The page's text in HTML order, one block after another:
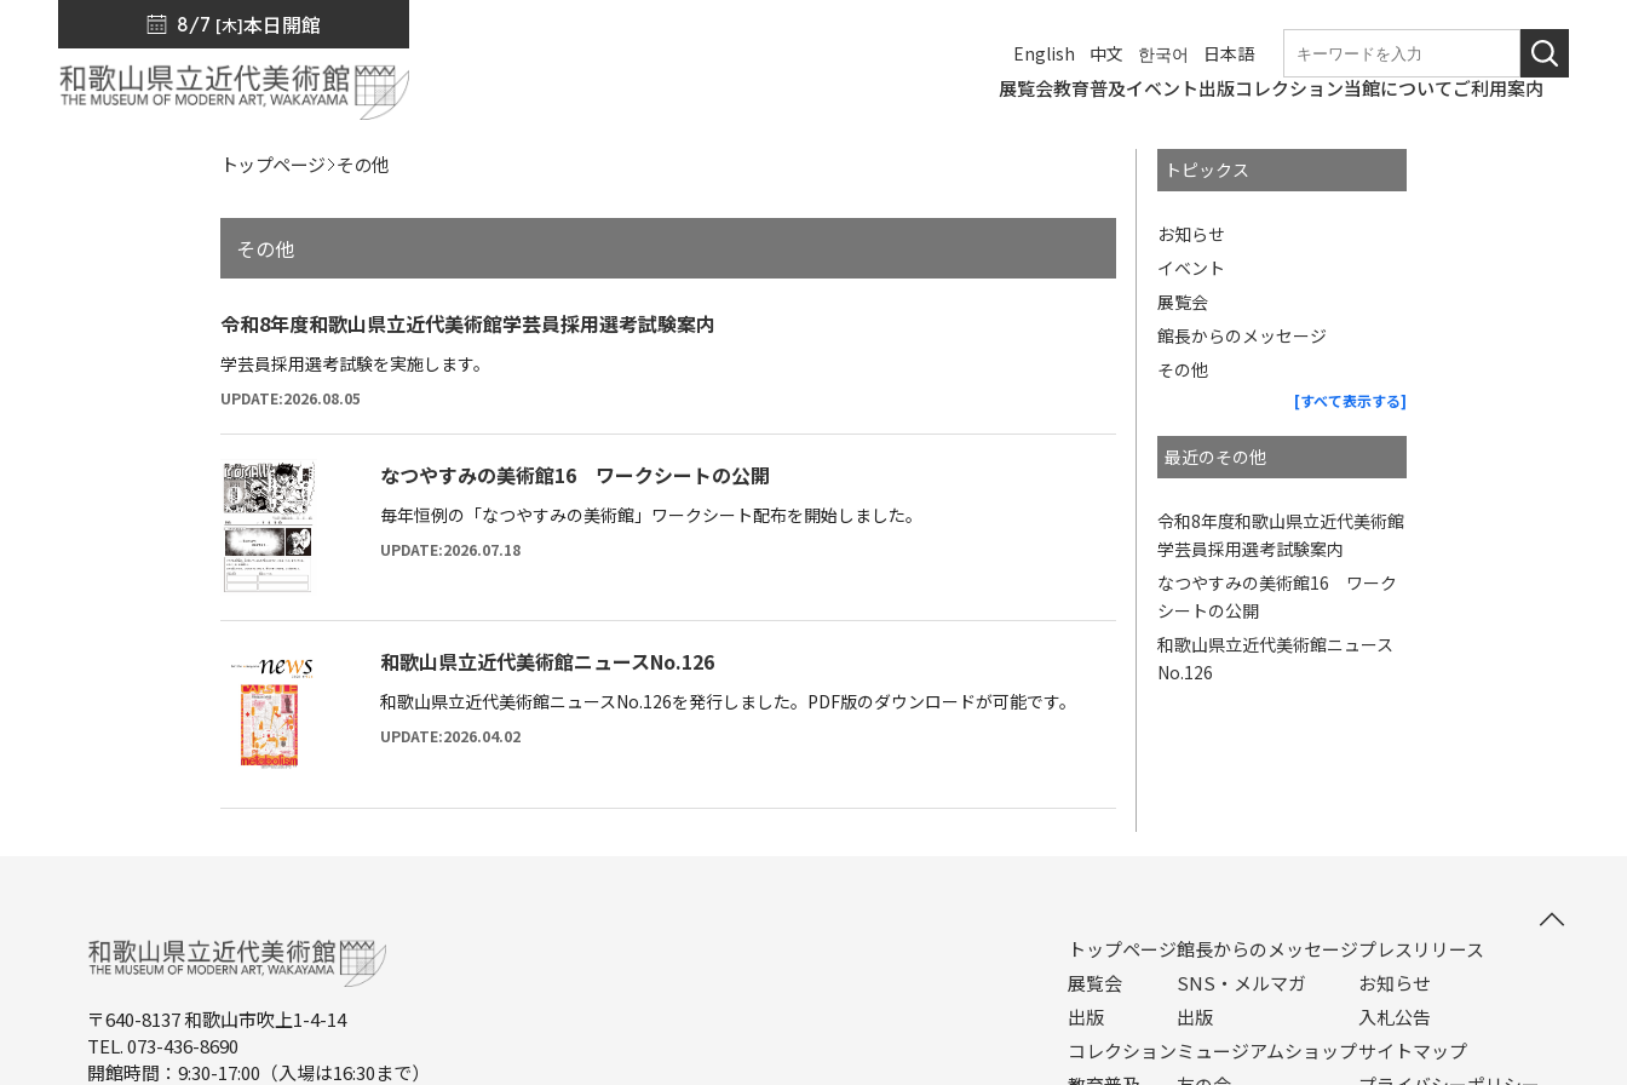
8/7 [木]本日開館
English 中文 한국어 日本語
展覧会教育普及
教育研究会
講演会等
イベント出版
館
ニュース
コレクション当館について
細
館の
ご利用案内
トップページ その他
その他
令和8年度和歌山県立近代美術館学芸員採用選考試験案内
学芸員採用選考試験を実施します。
UPDATE:2026.08.05
なつやすみの美術館16 ワークシートの公開
毎年恒例の「なつやすみの美術館」ワークシート配布を開始しました。
UPDATE:2026.07.18
和歌山県立近代美術館ニュースNo.126
和歌山県立近代美術館ニュースNo.126を発行しました。PDF版のダウンロードが可能です。
UPDATE:2026.04.02
トピックス
お知らせ
イベント
展覧会
館長からのメッセージ
その他
[すべて表示する]
最近のその他
令和8年度和歌山県立近代美術館
学芸員採用選考試験案内
なつやすみの美術館16 ワーク
シートの公開
和歌山県立近代美術館ニュース
No.126
〒640-8137 和歌山市吹上1-4-14
TEL. 073-436-8690
開館時間：9:30-17:00（入場は16:30まで）
トップページ
展覧会
出版
コレクション
館長からのメッセージ
SNS・メルマガ
出版
ミュージアムショップ
プレスリリース
お知らせ
入札公告
サイトマップ